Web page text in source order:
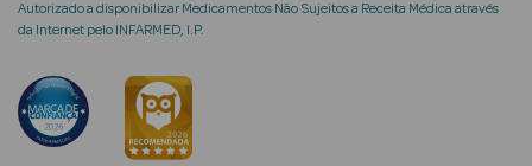
Solares Infantis
After Sun
Bronzeadores
Autorizado a disponibilizar Medicamentos Não Sujeitos a Receita Médica através
da Internet pelo INFARMED, I.P.